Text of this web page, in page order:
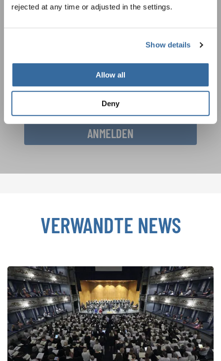
rejected at any time or adjusted in the settings.
Show details
Allow all
Deny
Besondere Veranstaltungshinweise und
kostenlosen INTERKULTUR-Newsletter.
Ich bin mit dem Erhalt des Newsletters einverstanden und
Datenschutzbestimmungen
ANMELDEN
VERWANDTE NEWS